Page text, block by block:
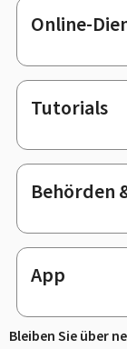
Online-
Tutorials
Behörden
App
Bleiben Sie über